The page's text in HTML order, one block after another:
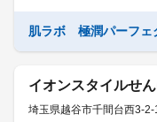
肌ラボ 極潤パーフェ
イオンスタイルせ
埼玉県越谷市千間台西3-2-